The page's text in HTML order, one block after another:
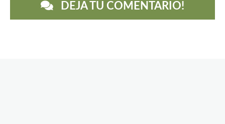
DEJA TU COMENTARIO!